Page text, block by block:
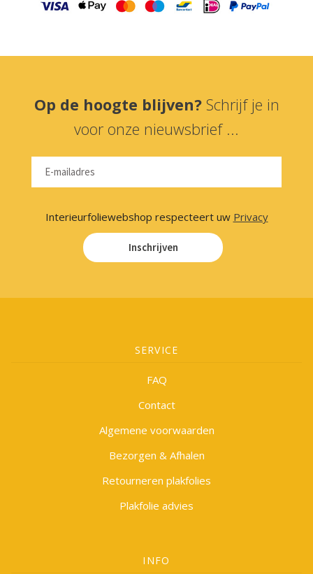
Op de hoogte blijven? Schrijf je in
voor onze nieuwsbrief ...
Interieurfoliewebshop respecteert uw Privacy
Inschrijven
SERVICE
FAQ
Contact
Algemene voorwaarden
Bezorgen & Afhalen
Retourneren plakfolies
Plakfolie advies
INFO